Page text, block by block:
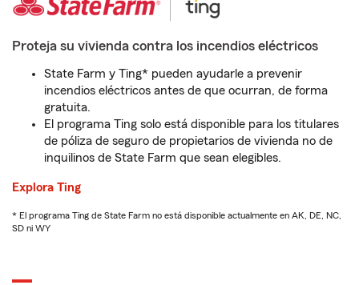
Proteja su vivienda contra los incendios eléctricos
State Farm y Ting* pueden ayudarle a prevenir
incendios eléctricos antes de que ocurran, de forma
gratuita.
El programa Ting solo está disponible para los titulares
de póliza de seguro de propietarios de vivienda no de
inquilinos de State Farm que sean elegibles.
Explora Ting
* El programa Ting de State Farm no está disponible actualmente en AK, DE, NC,
SD ni WY